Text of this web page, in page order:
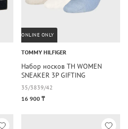
ONLINE ONLY
TOMMY HILFIGER
Набор носков TH WOMEN
SNEAKER 3P GIFTING
35/3839/42
16 900 ₸